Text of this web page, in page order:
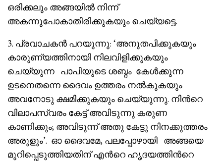
ഒരിക്കലും അങ്ങയിൽ നിന്ന്
അകന്നുപോകാതിരിക്കുകയും ചെയ്യട്ടെ.
3. പ്രവാചകൻ പറയുന്നു: ‘അനുതപിക്കുകയും
കാരുണ്യത്തിനായി നിലവിളിക്കുകയും
ചെയ്യുന്ന പാപിയുടെ ശബ്ദം കേൾക്കുന്ന
ഉടനെതന്നെ ദൈവം ഉത്തരം നൽകുകയും
അവനോടു ക്ഷമിക്കുകയും ചെയ്യുന്നു. നിൻറെ
വിലാപസ്വരം കേട്ട് അവിടുന്നു കരുണ
കാണിക്കും; അവിടുന്ന് അതു കേട്ടു നിനക്കുത്തരം
അരുളും’. ഓ ദൈവമേ, പലപ്പോഴായി അങ്ങയെ
മുറിപ്പെടുത്തിയതിന് എൻറെ ഹൃദയത്തിൻറെ